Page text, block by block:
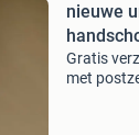
nieuwe
Gratis
met